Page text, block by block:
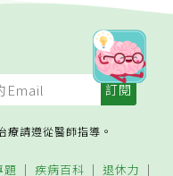
療請遵從醫師指導。
題 疾病百科 退休力